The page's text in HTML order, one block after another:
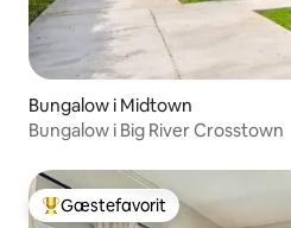
Bungalow i Midtown
Bungalow i Big River Crosstown
Bedste gæstefavorit
Gæstefavorit